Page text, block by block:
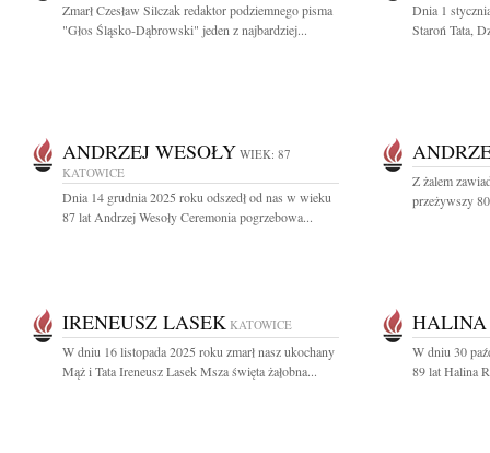
Zmarł Czesław Silczak redaktor podziemnego pisma
"Głos Śląsko-Dąbrowski" jeden z najbardziej...
Dnia 1
Staroń Tata,
ANDRZEJ WESOŁY WIEK: 87
KATOWICE
Dnia 14 grudnia 2025 roku odszedł od nas w wieku
87 lat Andrzej Wesoły Ceremonia pogrzebowa...
Z żalem
przeżywszy
IRENEUSZ LASEK KATOWICE
W dniu 16 listopada 2025 roku zmarł nasz ukochany
Mąż i Tata Ireneusz Lasek Msza święta żałobna...
HALINA
W dniu 30
89 lat Halina